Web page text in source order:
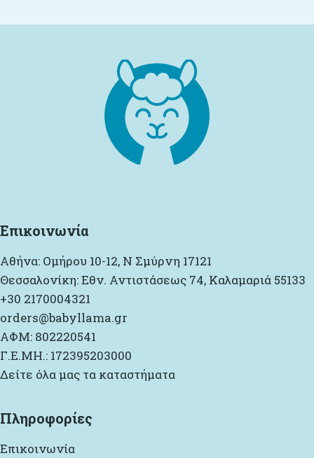
Επικοινωνία
Αθήνα: Ομήρου 10-12, Ν Σμύρνη 17121
Θεσσαλονίκη: Εθν. Αντιστάσεως 74, Καλαμαριά 55133
+30 2170004321
orders@babyllama.gr
ΑΦΜ: 802220541
Γ.Ε.ΜΗ.: 172395203000
Δείτε όλα μας τα καταστήματα
Πληροφορίες
Επικοινωνία